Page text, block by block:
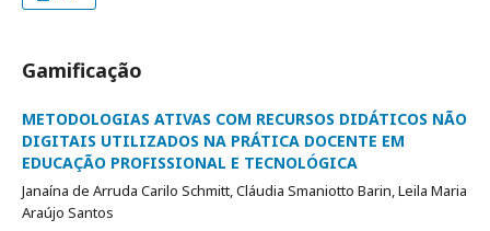
Gamificação
METODOLOGIAS ATIVAS COM RECURSOS DIDÁTICOS NÃO
DIGITAIS UTILIZADOS NA PRÁTICA DOCENTE EM
EDUCAÇÃO PROFISSIONAL E TECNOLÓGICA
Janaína de Arruda Carilo Schmitt, Cláudia Smaniotto Barin, Leila Maria
Araújo Santos